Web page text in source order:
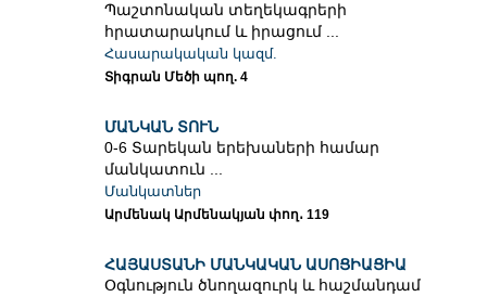
Պաշտոնական տեղեկագրերի
հրատարակում և իրացում ...
Հասարակական կազմ.
Տիգրան Մեծի պող. 4
ՄԱՆԿԱՆ ՏՈՒՆ
0-6 Տարեկան երեխաների համար
մանկատուն ...
Մանկատներ
Արմենակ Արմենակյան փող․ 119
ՀԱՅԱՍՏԱՆԻ ՄԱՆԿԱԿԱՆ ԱՍՈՑԻԱՑԻԱ
Օգնություն ծնողազուրկ և հաշմանդամ